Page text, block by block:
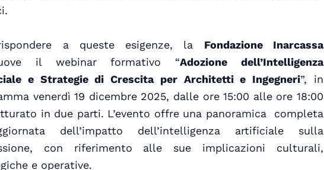
a queste esigenze, la Fondazione Inarcassa
il webinar formativo “Adozione dell’Intelligenza
e Strategie di Crescita per Architetti e Ingegneri”, in
venerdì 19 dicembre 2025, dalle ore 15:00 alle ore 18:00
in due parti. L’evento offre una panoramica completa
dell’impatto dell’intelligenza artificiale sulla
con riferimento alle sue implicazioni culturali,
e operative.